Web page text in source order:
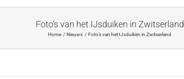
Foto’s van het IJsduiken in Zwitserland
Home Nieuws Foto’s van het IJsduiken in Zwitserland